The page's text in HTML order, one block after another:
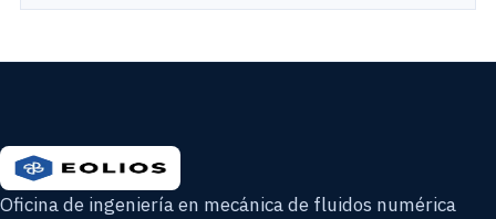
Oficina de ingeniería en mecánica de fluidos numérica